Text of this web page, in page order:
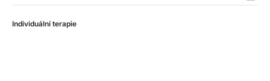
Individuální terapie